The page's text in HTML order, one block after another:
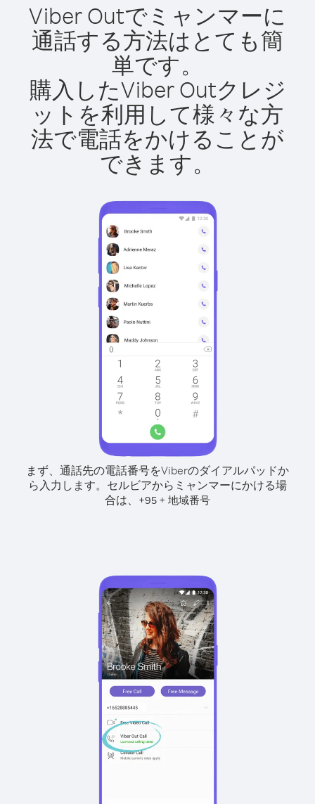
Viber Outでミャンマーに
通話する方法はとても簡
単です。
購入したViber Outクレジ
ットを利用して様々な方
法で電話をかけることが
できます。
まず、通話先の電話番号をViberのダイアルパッドか
ら入力します。 セルビアからミャンマーにかける場
合は、 +95 + 地域番号